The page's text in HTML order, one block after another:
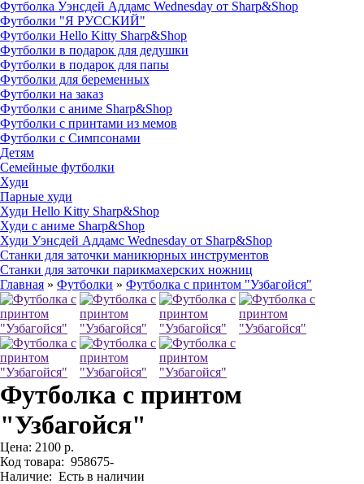
Футболка Уэнсдей Аддамс Wednesday от Sharp&Shop
Футболки "Я РУССКИЙ"
Футболки Hello Kitty Sharp&Shop
Футболки в подарок для дедушки
Футболки в подарок для папы
Футболки для беременных
Футболки на заказ
Футболки с аниме Sharp&Shop
Футболки с принтами из мемов
Футболки с Симпсонами
Детям
Семейные футболки
Худи
Парные худи
Худи Hello Kitty Sharp&Shop
Худи с аниме Sharp&Shop
Худи Уэнсдей Аддамс Wednesday от Sharp&Shop
Станки для заточки маникюрных инструментов
Станки для заточки парикмахерских ножниц
Главная » Футболки » Футболка с принтом "Узбагойся"
Футболка с принтом
"Узбагойся"
Цена: 2100 р.
Код товара: 958675-
Наличие: Есть в наличии